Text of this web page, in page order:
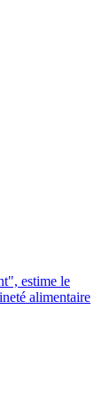
estime le
alimentaire